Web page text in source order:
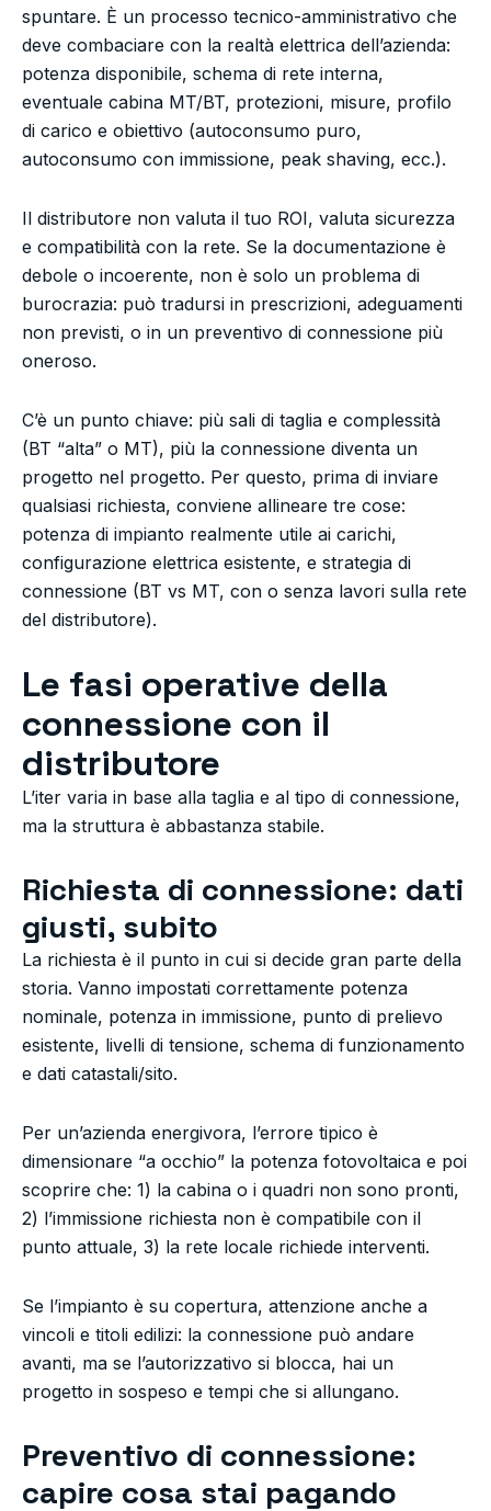
spuntare. È un processo tecnico-amministrativo che
deve combaciare con la realtà elettrica dell’azienda:
potenza disponibile, schema di rete interna,
eventuale cabina MT/BT, protezioni, misure, profilo
di carico e obiettivo (autoconsumo puro,
autoconsumo con immissione, peak shaving, ecc.).
Il distributore non valuta il tuo ROI, valuta sicurezza
e compatibilità con la rete. Se la documentazione è
debole o incoerente, non è solo un problema di
burocrazia: può tradursi in prescrizioni, adeguamenti
non previsti, o in un preventivo di connessione più
oneroso.
C’è un punto chiave: più sali di taglia e complessità
(BT “alta” o MT), più la connessione diventa un
progetto nel progetto. Per questo, prima di inviare
qualsiasi richiesta, conviene allineare tre cose:
potenza di impianto realmente utile ai carichi,
configurazione elettrica esistente, e strategia di
connessione (BT vs MT, con o senza lavori sulla rete
del distributore).
Le fasi operative della
connessione con il
distributore
L’iter varia in base alla taglia e al tipo di connessione,
ma la struttura è abbastanza stabile.
Richiesta di connessione: dati
giusti, subito
La richiesta è il punto in cui si decide gran parte della
storia. Vanno impostati correttamente potenza
nominale, potenza in immissione, punto di prelievo
esistente, livelli di tensione, schema di funzionamento
e dati catastali/sito.
Per un’azienda energivora, l’errore tipico è
dimensionare “a occhio” la potenza fotovoltaica e poi
scoprire che: 1) la cabina o i quadri non sono pronti,
2) l’immissione richiesta non è compatibile con il
punto attuale, 3) la rete locale richiede interventi.
Se l’impianto è su copertura, attenzione anche a
vincoli e titoli edilizi: la connessione può andare
avanti, ma se l’autorizzativo si blocca, hai un
progetto in sospeso e tempi che si allungano.
Preventivo di connessione:
capire cosa stai pagando